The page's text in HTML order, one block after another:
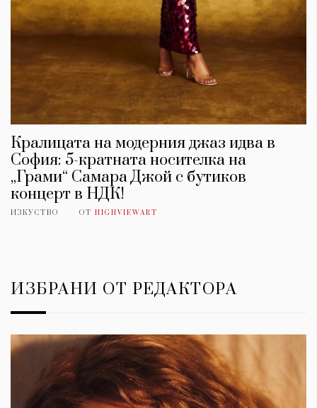
Кралицата на модерния джаз идва в
София: 5-кратната носителка на
„Грами“ Самара Джой с бутиков
концерт в НДК!
ИЗКУСТВО ОТ HIGHVIEWART
ИЗБРАНИ ОТ РЕДАКТОРА